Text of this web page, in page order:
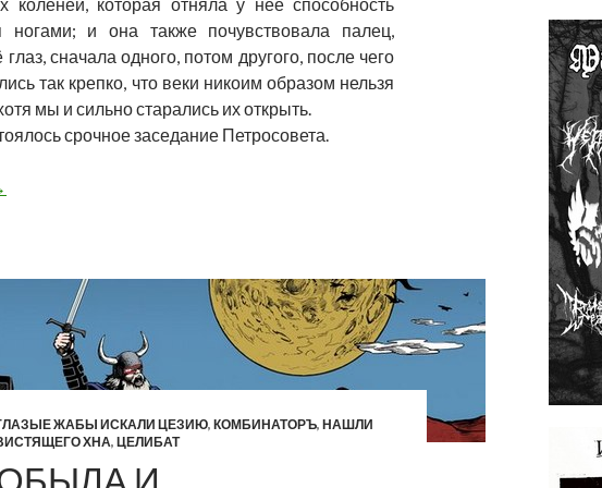
ногами; и она также почувствовала палец,
сначала одного, потом другого, после чего
так крепко, что веки никоим образом нельзя
мы и сильно старались их открыть.
срочное заседание Петросовета.
и Трупоглазые Жабы @ Ионотека / 15.12.18
ЖАБЫ ИСКАЛИ ЦЕЗИЮ, КОМБИНАТОРЪ, НАШЛИ
ХНА, ЦЕЛИБАТ
И